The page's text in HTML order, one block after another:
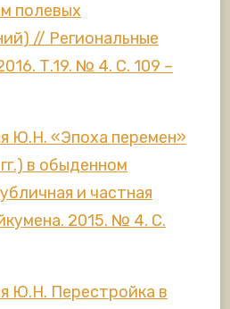
полевых
// Региональные
Т.19. № 4. С. 109 –
Ю.Н. «Эпоха перемен»
в обыденном
и частная
2015. № 4. С.
Ю.Н. Перестройка в